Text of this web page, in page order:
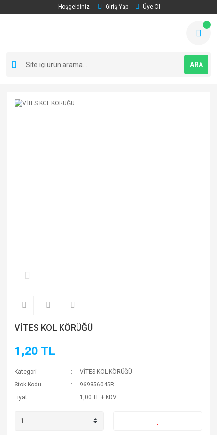
Hoşgeldiniz Giriş Yap Üye Ol
ARA
VİTES KOL KÖRÜĞÜ
1,20 TL
Kategori
VİTES KOL KÖRÜĞÜ
Stok Kodu
969356045R
Fiyat
1,00 TL + KDV